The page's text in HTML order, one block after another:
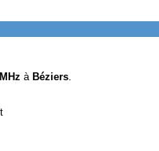
à Béziers.